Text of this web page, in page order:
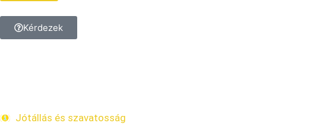
Kérdezek
Jótállás és szavatosság